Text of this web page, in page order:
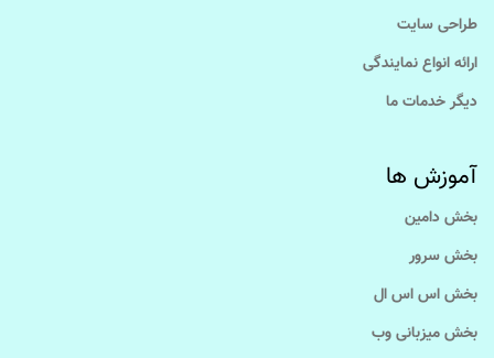
طراحی سایت
ارائه انواع نمایندگی
دیگر خدمات ما
آموزش ها
بخش دامین
بخش سرور
بخش اس اس ال
بخش میزبانی وب